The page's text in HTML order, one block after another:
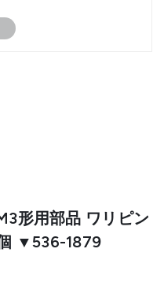
形用部品 ワリピン
▼536-1879